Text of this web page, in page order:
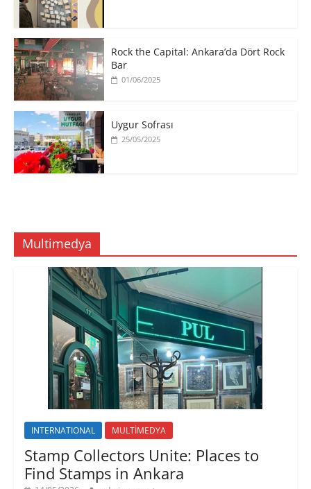
Rock the Capital: Ankara’da Dört Rock
Bar
01/06/2025
Uygur Sofrası
25/05/2025
Multimedya
INTERNATIONAL MULTİMEDYA
Stamp Collectors Unite: Places to
Find Stamps in Ankara